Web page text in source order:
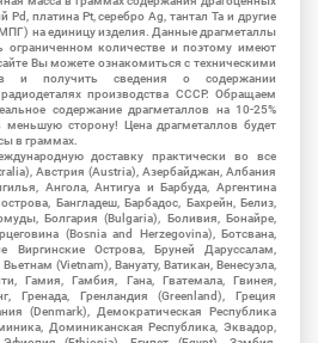
платина Pt, серебро Ag, тантал Ta и другие
на единицу изделия. Данные драгметаллы
ограниченном количестве и поэтому имеют
Вы можете ознакомиться с техническими
и получить сведения о содержании
производства СССР. Обращаем
содержание драгметаллов на 10-25%
меньшую сторону! Цена драгметаллов будет
в граммах.
доставку практически во все
Австрия (Austria), Азербайджан, Албания
Ангола, Антигуа и Барбуда, Аргентина
Бангладеш, Барбадос, Бахрейн, Белиз,
Болгария (Bulgaria), Боливия, Бонайре,
(Bosnia and Herzegovina), Ботсвана,
Виргинские Острова, Бруней Даруссалам,
(Vietnam), Вануату, Ватикан, Венесуэла,
Гамия, Гамбия, Гана, Гватемала, Гвинея,
Гренада, Гренландия (Greenland), Греция
(Denmark), Демократическая Республика
Доминиканская Республика, Эквадор,